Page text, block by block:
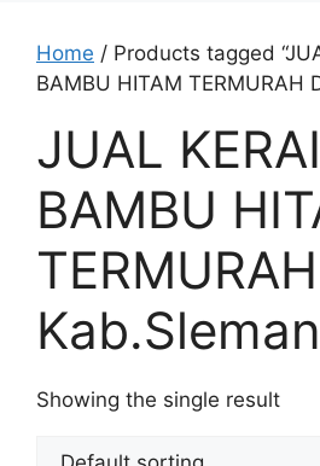
Home / Products tagged
BAMBU HITAM TERMURAH
JUAL
BAMBU
Kab.Sleman
Showing the single result